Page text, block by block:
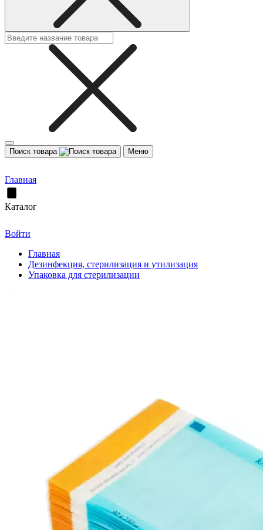
Поиск товара Меню
Главная
Каталог
Войти
Главная
Дезинфекция, стерилизация и утилизация
Упаковка для стерилизации